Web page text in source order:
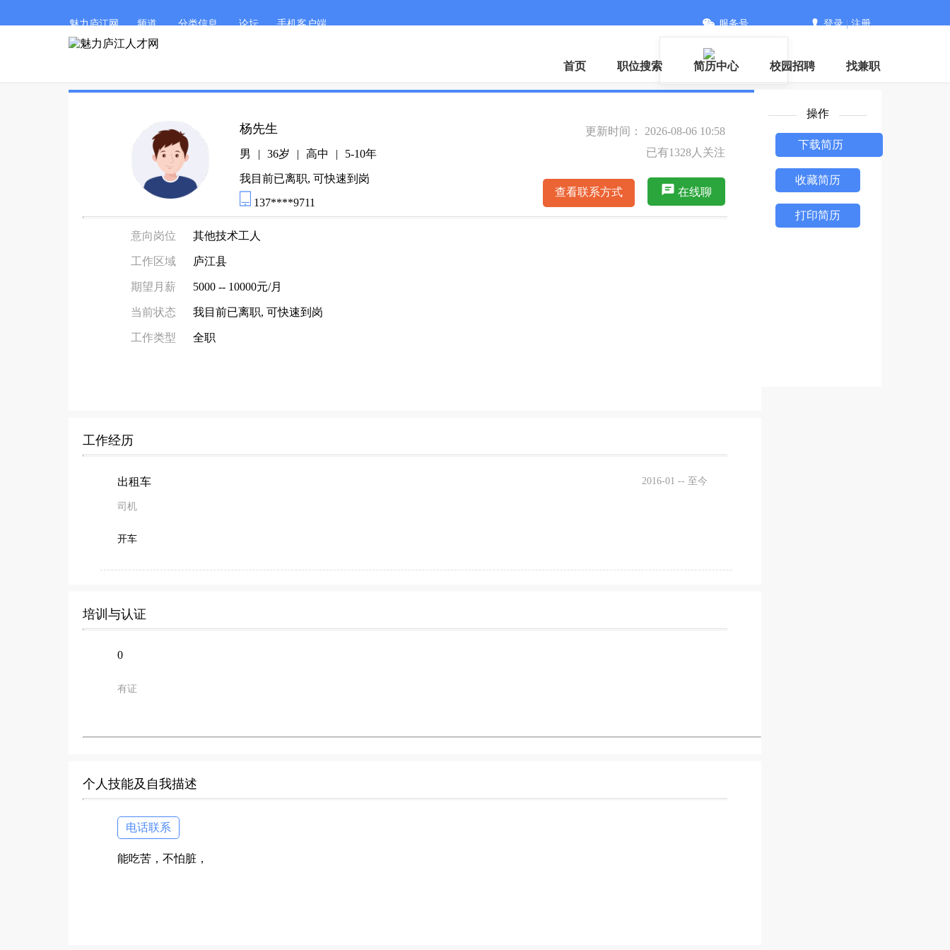
魅力庐江网 频道 分类信息 论坛 手机客户端
微信
服务号 登录|注册
首页 职位搜索 简历中心 校园招聘 找兼职
杨先生
男 | 36岁 | 高中 | 5-10年
我目前已离职, 可快速到岗
137****9711
更新时间： 2026-08-06 10:58
已有1328人关注
查看联系方式 在线聊
意向岗位 其他技术工人
工作区域 庐江县
期望月薪 5000 -- 10000元/月
当前状态 我目前已离职, 可快速到岗
工作类型 全职
工作经历
出租车 2016-01 -- 至今
司机
开车
培训与认证
0
有证
个人技能及自我描述
电话联系
能吃苦，不怕脏，
操作
下载简历
收藏简历
打印简历